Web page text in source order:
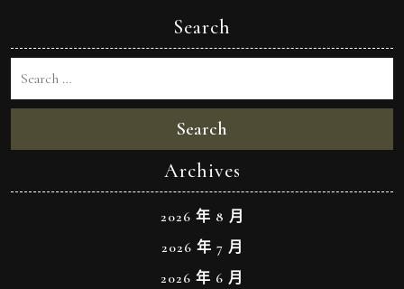
Search
Search
Archives
2026 年 8 月
2026 年 7 月
2026 年 6 月